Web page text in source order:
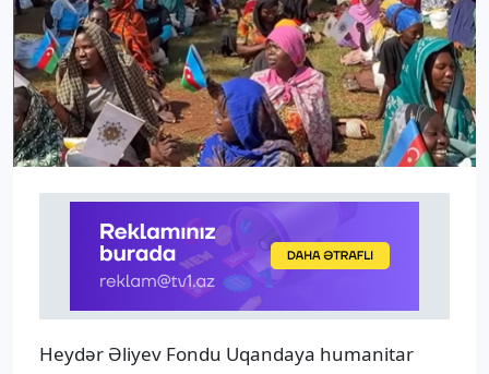
Heydər Əliyev Fondu Uqandaya humanitar